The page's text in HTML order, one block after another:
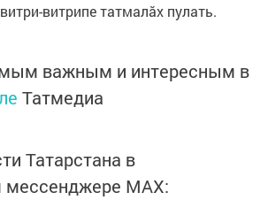
витрипе татмалăх пулать.
важным и интересным в
Татмедиа
Татарстана в
мессенджере MАХ: